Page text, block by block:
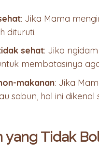
: Jika Mama
dituruti.
sehat: Jika
membatasinya
makanan: Jika
sabun, hal ini
yang Tidak